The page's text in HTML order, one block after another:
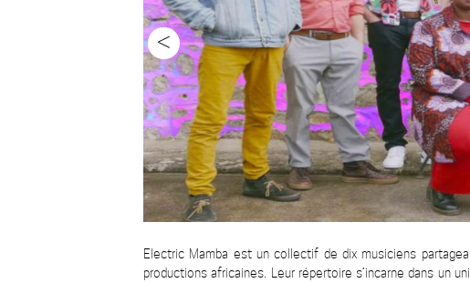
<
Electric Mamba est un collectif de dix musiciens
productions africaines. Leur répertoire s’incarne dans un